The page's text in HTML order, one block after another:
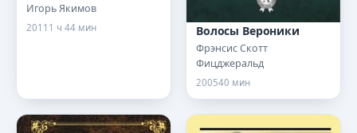
Игорь Якимов
2011 1 ч 44 мин Волосы Вероники
Фрэнсис Скотт
Фицджеральд
200540 мин